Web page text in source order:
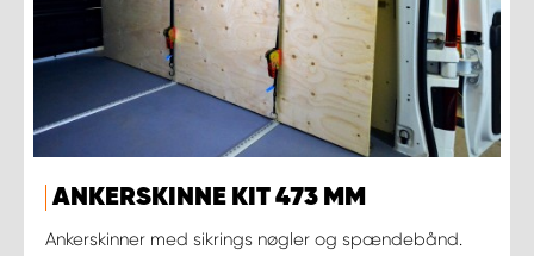
ANKERSKINNE KIT 473 MM
Ankerskinner med sikrings nøgler og spændebånd.